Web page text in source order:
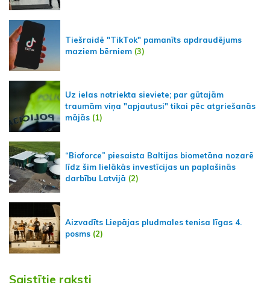
Tiešraidē "TikTok" pamanīts apdraudējums
maziem bērniem (3)
Uz ielas notriekta sieviete; par gūtajām
traumām viņa "apjautusi" tikai pēc atgriešanās
mājās (1)
“Bioforce” piesaista Baltijas biometāna nozarē
līdz šim lielākās investīcijas un paplašinās
darbību Latvijā (2)
Aizvadīts Liepājas pludmales tenisa līgas 4.
posms (2)
Saistītie raksti